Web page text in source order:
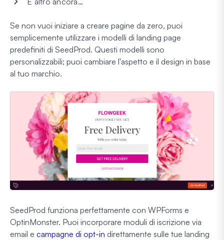
Se non vuoi iniziare a creare pagine da zero, puoi
semplicemente utilizzare i modelli di landing page
predefiniti di SeedProd. Questi modelli sono
personalizzabili; puoi cambiare l'aspetto e il design in base
al tuo marchio.
SeedProd funziona perfettamente con WPForms e
OptinMonster. Puoi incorporare moduli di iscrizione via
email e campagne di opt-in direttamente sulle tue landing